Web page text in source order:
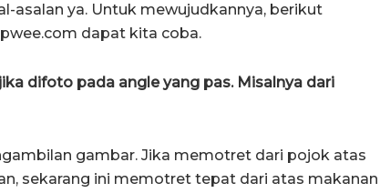
asalan ya. Untuk mewujudkannya, berikut
dapat kita coba.
difoto pada angle yang pas. Misalnya dari
gambar. Jika memotret dari pojok atas
sekarang ini memotret tepat dari atas makanan